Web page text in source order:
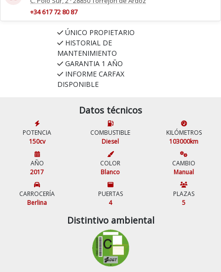
+34 617 72 80 87
ÚNICO PROPIETARIO
HISTORIAL DE
MANTENIMIENTO
GARANTIA 1 AÑO
INFORME CARFAX
DISPONIBLE
Datos técnicos
POTENCIA
150cv
COMBUSTIBLE
Diesel
KILÓMETROS
103000km
AÑO
2017
COLOR
Blanco
CAMBIO
Manual
CARROCERÍA
Berlina
PUERTAS
4
PLAZAS
5
Distintivo ambiental